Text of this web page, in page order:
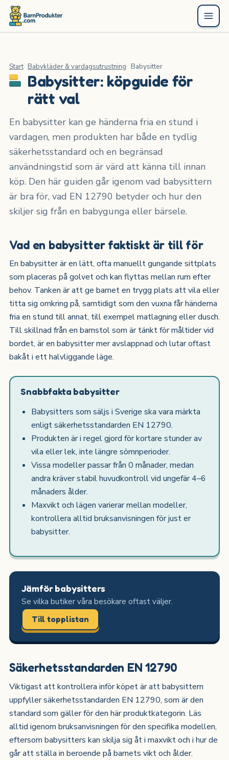
Start Babykläder & vardagsutrustning Babysitter
Babysitter: köpguide för
rätt val
En babysitter kan ge händerna fria en stund i
vardagen, men produkten har både en tydlig
säkerhetsstandard och en begränsad
användningstid som är värd att känna till innan
köp. Den här guiden går igenom vad babysittern
är bra för, vad EN 12790 betyder och hur den
skiljer sig från en babygunga eller bärsele.
Vad en babysitter faktiskt är till för
En babysitter är en lätt, ofta manuellt gungande sittplats
som placeras på golvet och kan flyttas mellan rum efter
behov. Tanken är att ge barnet en trygg plats att vila eller
titta sig omkring på, samtidigt som den vuxna får händerna
fria en stund till annat, till exempel matlagning eller dusch.
Till skillnad från en barnstol som är tänkt för måltider vid
bordet, är en babysitter mer avslappnad och lutar oftast
bakåt i ett halvliggande läge.
Snabbfakta babysitter
Babysitters som säljs i Sverige ska vara märkta
enligt säkerhetsstandarden EN 12790.
Produkten är i regel gjord för kortare stunder av
vila eller lek, inte längre sömnperioder.
Vissa modeller passar från 0 månader, medan
andra kräver stabil huvudkontroll vid ungefär 4–6
månaders ålder.
Maxvikt och lägen varierar mellan modeller,
kontrollera alltid bruksanvisningen för just er
babysitter.
Jämför babysitters
Se vilka butiker våra besökare oftast väljer.
Till topplistan
Säkerhetsstandarden EN 12790
Viktigast att kontrollera inför köpet är att babysittern
uppfyller säkerhetsstandarden EN 12790, som är den
standard som gäller för den här produktkategorin. Läs
alltid igenom bruksanvisningen för den specifika modellen,
eftersom babysitters kan skilja sig åt i maxvikt och i hur de
går att ställa in beroende på barnets vikt och ålder.